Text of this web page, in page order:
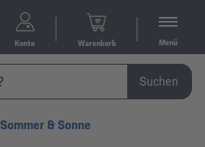
Konto Warenkorb Menü
Suchen
Sommer & Sonne